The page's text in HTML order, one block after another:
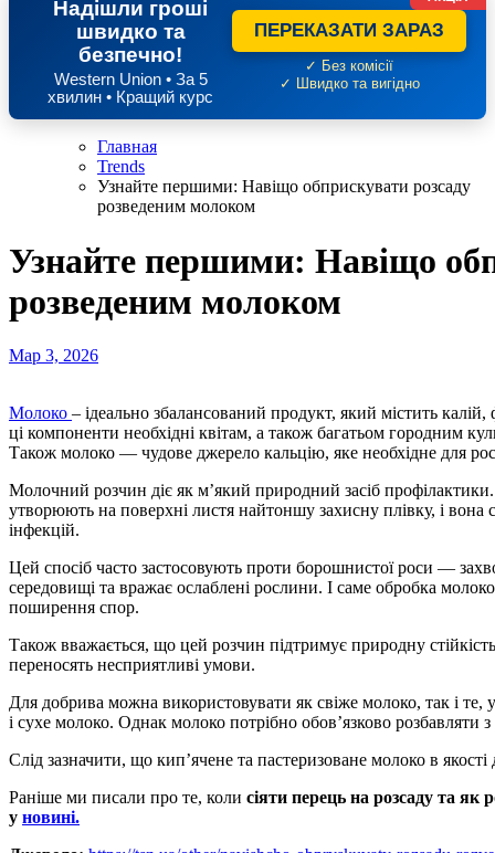
Надішли гроші
швидко та
безпечно!
Western Union • За 5
хвилин • Кращий курс
ПЕРЕКАЗАТИ ЗАРАЗ
✓ Без комісії
✓ Швидко та вигідно
Главная
Trends
Узнайте першими: Навіщо обприскувати розсаду
розведеним молоком
Узнайте першими: Навіщо
розведеним молоком
Мар 3, 2026
Молоко – ідеально збалансований продукт, який містить
ці компоненти необхідні квітам, а також багатьом городним
Також молоко — чудове джерело кальцію, яке необхідне для
Молочний розчин діє як м’який природний засіб
утворюють на поверхні листя найтоншу захисну плівку, і
інфекцій.
Цей спосіб часто застосовують проти борошнистої роси —
середовищі та вражає ослаблені рослини. І саме обробка
поширення спор.
Також вважається, що цей розчин підтримує природну
переносять несприятливі умови.
Для добрива можна використовувати як свіже молоко, так і те,
і сухе молоко. Однак молоко потрібно обов’язково
Слід зазначити, що кип’ячене та пастеризоване молоко в
Раніше ми писали про те, коли сіяти перець на розсаду та як
у новині.